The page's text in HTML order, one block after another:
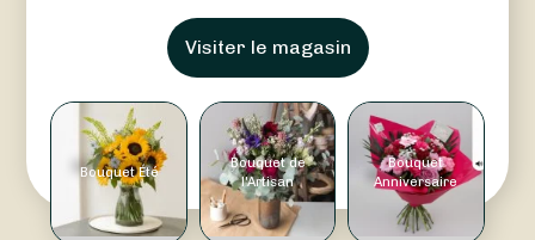
Visiter le magasin
Bouquet Été
Bouquet de
l'Artisan
Bouquet
Anniversaire